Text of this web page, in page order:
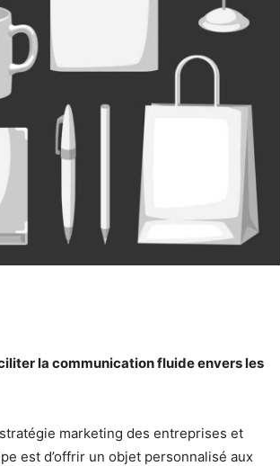
la communication fluide envers les
marketing des entreprises et
est d’offrir un objet personnalisé aux